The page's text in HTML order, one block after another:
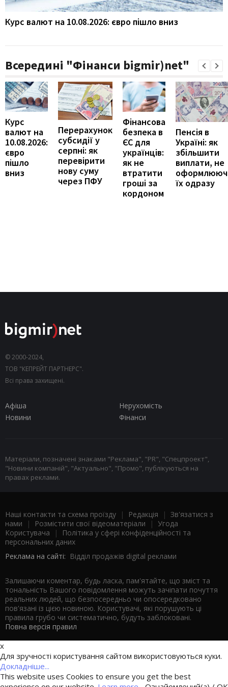
Курс валют на 10.08.2026: євро пішло вниз
Всередині "Фінанси bigmir)net"
Курс
валют на
10.08.2026:
євро
пішло
вниз
Перерахунок
субсидії у
серпні: як
перевірити
нову суму
через ПФУ
Фінансова
безпека в
ЄС для
українців:
як не
втратити
гроші за
кордоном
Пенсія в
Україні: як
збільшити
виплати, не
їх одразу
© 2000-2024,
ТОВ "КЕПРЕЙТ ПАРТНЕРС".
Всі права захищені.
Афіша
Нерухомість
Новини
Фінанси
Матеріали, позначені знаками "Реклама", "PR", "Спецпроект",
"Новини компаній", "Актуально", "Промо", публікуються на
правах реклами.
Наші контакти та схема проїзду | Редакція | Зв'язатися з
нами | Розмістити свої відеоматеріали | Угода
Користувача |
Політика у сфері конфіденційності та
персональних даних
Реклама на сайті: Відділ продажів digital реклами
Залишаючи коментар, будь ласка, пам'ятайте, що зміст та
тональність Вашого повідомлення можуть зачіпати почуття
реальних людей, що безпосередньо чи опосередковано
пов'язані із цією новиною. Користувачі, які порушують ці
правила грубо чи систематично, будуть заблоковані.
Повна версія правил
x
Для зручності користування сайтом використовуються куки.
Докладніше...
This website uses Cookies to ensure you get the best